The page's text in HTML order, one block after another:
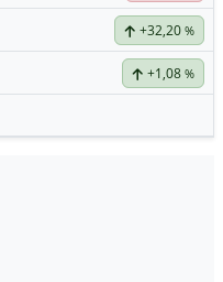
+32,20 %
+1,08 %